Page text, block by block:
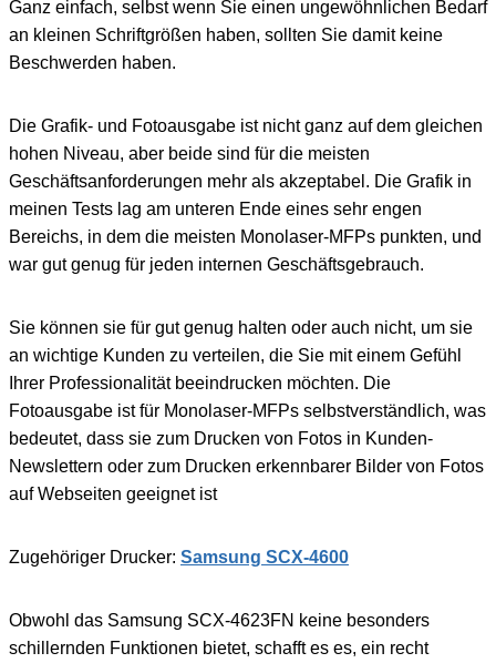
Ganz einfach, selbst wenn Sie einen ungewöhnlichen Bedarf
an kleinen Schriftgrößen haben, sollten Sie damit keine
Beschwerden haben.
Die Grafik- und Fotoausgabe ist nicht ganz auf dem gleichen
hohen Niveau, aber beide sind für die meisten
Geschäftsanforderungen mehr als akzeptabel. Die Grafik in
meinen Tests lag am unteren Ende eines sehr engen
Bereichs, in dem die meisten Monolaser-MFPs punkten, und
war gut genug für jeden internen Geschäftsgebrauch.
Sie können sie für gut genug halten oder auch nicht, um sie
an wichtige Kunden zu verteilen, die Sie mit einem Gefühl
Ihrer Professionalität beeindrucken möchten. Die
Fotoausgabe ist für Monolaser-MFPs selbstverständlich, was
bedeutet, dass sie zum Drucken von Fotos in Kunden-
Newslettern oder zum Drucken erkennbarer Bilder von Fotos
auf Webseiten geeignet ist
Zugehöriger Drucker: Samsung SCX-4600
Obwohl das Samsung SCX-4623FN keine besonders
schillernden Funktionen bietet, schafft es es, ein recht